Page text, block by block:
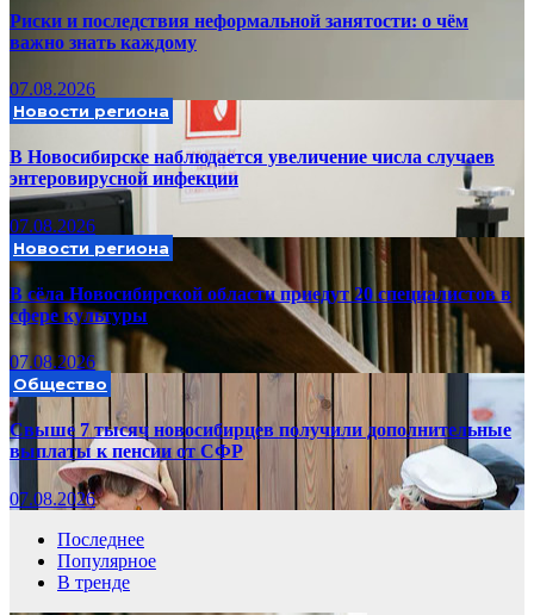
Риски и последствия неформальной занятости: о чём
важно знать каждому
07.08.2026
Новости региона
В Новосибирске наблюдается увеличение числа случаев
энтеровирусной инфекции
07.08.2026
Новости региона
В сёла Новосибирской области приедут 20 специалистов в
сфере культуры
07.08.2026
Общество
Свыше 7 тысяч новосибирцев получили дополнительные
выплаты к пенсии от СФР
07.08.2026
Последнее
Популярное
В тренде